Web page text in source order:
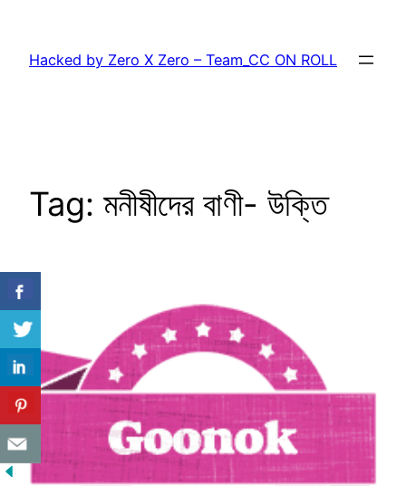
content
Hacked by Zero X Zero – Team_CC ON ROLL
Tag: মনীষীদের বাণী- উক্তি